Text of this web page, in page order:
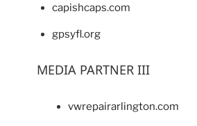
capishcaps.com
gpsyfl.org
MEDIA PARTNER III
vwrepairarlington.com